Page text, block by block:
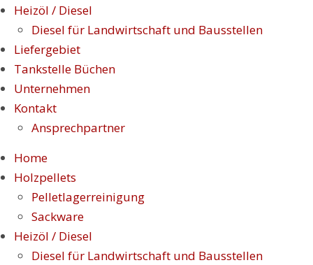
Heizöl / Diesel
Diesel für Landwirtschaft und Bausstellen
Liefergebiet
Tankstelle Büchen
Unternehmen
Kontakt
Ansprechpartner
Home
Holzpellets
Pelletlagerreinigung
Sackware
Heizöl / Diesel
Diesel für Landwirtschaft und Bausstellen